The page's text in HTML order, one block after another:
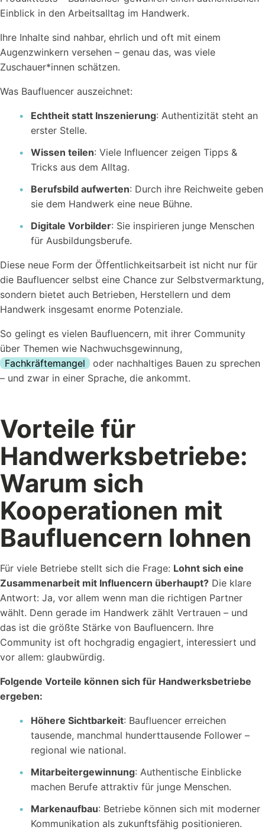
KostenloseRechner
Einfache Werte berechnen mit unseren Rechnern...
Wer sind wir?
Workstool makes team work. Jung, Dynamisch und
Kreativ.
Einblick in den Arbeitsalltag im Handwerk.
Ihre Inhalte sind nahbar, ehrlich und oft mit einem
Augenzwinkern versehen – genau das, was viele
Zuschauer*innen schätzen.
Was Baufluencer auszeichnet:
Echtheit statt Inszenierung: Authentizität steht an
erster Stelle.
Wissen teilen: Viele Influencer zeigen Tipps &
Tricks aus dem Alltag.
Berufsbild aufwerten: Durch ihre Reichweite geben
sie dem Handwerk eine neue Bühne.
Digitale Vorbilder: Sie inspirieren junge Menschen
für Ausbildungsberufe.
Diese neue Form der Öffentlichkeitsarbeit ist nicht nur für
die Baufluencer selbst eine Chance zur Selbstvermarktung,
sondern bietet auch Betrieben, Herstellern und dem
Handwerk insgesamt enorme Potenziale.
So gelingt es vielen Baufluencern, mit ihrer Community
über Themen wie Nachwuchsgewinnung,
Fachkräftemangel
oder nachhaltiges Bauen zu sprechen
– und zwar in einer Sprache, die ankommt.
Vorteile für
Handwerksbetriebe:
Warum sich
Kooperationen mit
Baufluencern lohnen
Für viele Betriebe stellt sich die Frage: Lohnt sich eine
Zusammenarbeit mit Influencern überhaupt? Die klare
Antwort: Ja, vor allem wenn man die richtigen Partner
wählt. Denn gerade im Handwerk zählt Vertrauen – und
das ist die größte Stärke von Baufluencern. Ihre
Community ist oft hochgradig engagiert, interessiert und
vor allem: glaubwürdig.
Folgende Vorteile können sich für Handwerksbetriebe
ergeben:
Höhere Sichtbarkeit: Baufluencer erreichen
tausende, manchmal hunderttausende Follower –
regional wie national.
Mitarbeitergewinnung: Authentische Einblicke
machen Berufe attraktiv für junge Menschen.
Markenaufbau: Betriebe können sich mit moderner
Kommunikation als zukunftsfähig positionieren.